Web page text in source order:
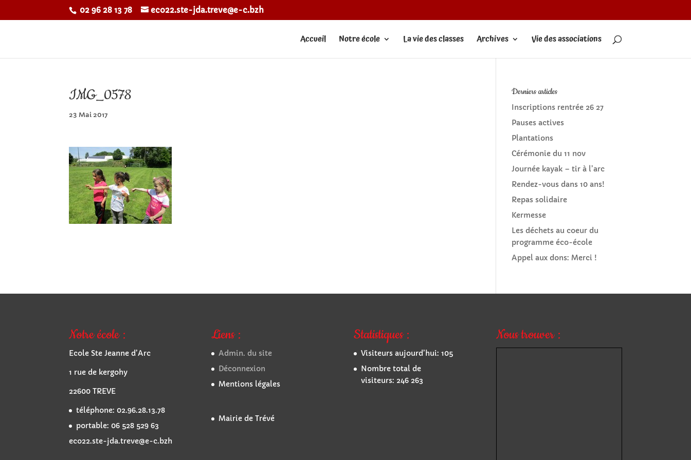
02 96 28 13 78 eco22.ste-jda.treve@e-c.bzh
Accueil Notre école La vie des classes Archives Vie des associations
IMG_0578
23 Mai 2017
Derniers articles
Inscriptions rentrée 26 27
Pauses actives
Plantations
Cérémonie du 11 nov
Journée kayak – tir à l’arc
Rendez-vous dans 10 ans!
Repas solidaire
Kermesse
Les déchets au coeur du
programme éco-école
Appel aux dons: Merci !
Notre école :
Ecole Ste Jeanne d’Arc
1 rue de kergohy
22600 TREVE
téléphone: 02.96.28.13.78
portable: 06 528 529 63
eco22.ste-jda.treve@e-c.bzh
Liens :
Admin. du site
Déconnexion
Mentions légales
Mairie de Trévé
Statistiques :
Visiteurs aujourd’hui:105
Nombre total de
visiteurs: 246 263
Nous trouver :